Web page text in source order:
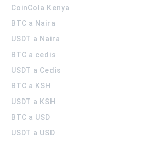
CoinCola Kenya
BTC a Naira
USDT a Naira
BTC a cedis
USDT a Cedis
BTC a KSH
USDT a KSH
BTC a USD
USDT a USD